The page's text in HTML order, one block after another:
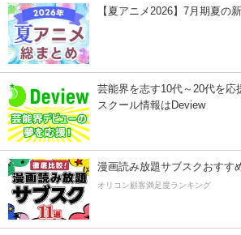
【夏アニメ2026】7月期夏の
芸能界を志す10代～20代を応
スクール情報はDeview
漫画読み放題サブスクおすす
オリコン顧客満足度ランキング